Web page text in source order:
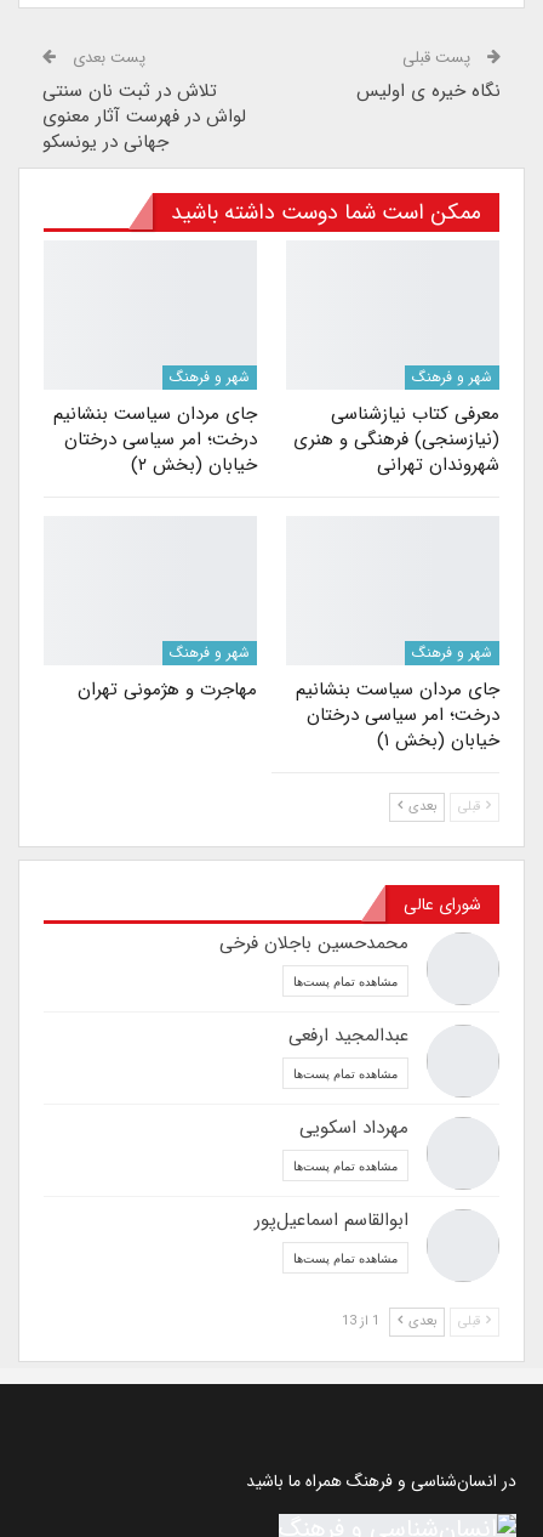
پست قبلی
نگاه خیره ی اولیس
پست بعدی
تلاش در ثبت نان سنتی
لواش در فهرست آثار معنوی
جهانی در یونسکو
ممکن است شما دوست داشته باشید
شهر و فرهنگ
معرفی کتاب نیازشناسی
(نیازسنجی) فرهنگی و هنری
شهروندان تهرانی
شهر و فرهنگ
جای مردان سیاست بنشانیم
درخت؛ امر سیاسی درختان
خیابان (بخش ۲)
شهر و فرهنگ
جای مردان سیاست بنشانیم
درخت؛ امر سیاسی درختان
خیابان (بخش ۱)
شهر و فرهنگ
مهاجرت‌ و هژمونی تهران
قبلی بعدی
شورای عالی
محمدحسین باجلان فرخی
مشاهده تمام پست‌ها
عبدالمجید ارفعی
مشاهده تمام پست‌ها
مهرداد اسکویی
مشاهده تمام پست‌ها
ابوالقاسم اسماعیل‌پور
مشاهده تمام پست‌ها
قبلی بعدی
در انسان‌شناسی و فرهنگ همراه ما باشید